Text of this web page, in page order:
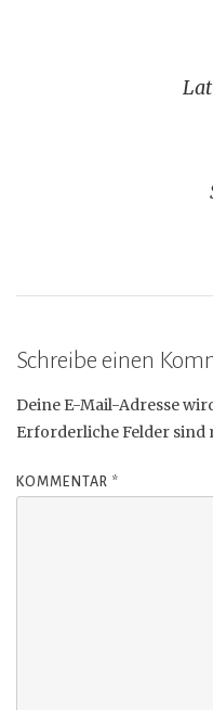
Schreibe einen
Deine E-Mail-Adresse
Erforderliche Felder sind
KOMMENTAR *